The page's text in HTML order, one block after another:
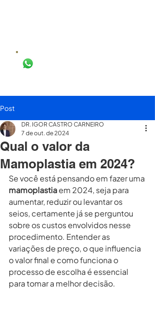
Post
Qual o valor da
Mamoplastia em 2024?
DR. IGOR CASTRO CARNEIRO
7 de out. de 2024
Se você está pensando em fazer uma
mamoplastia em 2024, seja para
aumentar, reduzir ou levantar os
seios, certamente já se perguntou
sobre os custos envolvidos nesse
procedimento. Entender as
variações de preço, o que influencia
o valor final e como funciona o
processo de escolha é essencial
para tomar a melhor decisão.